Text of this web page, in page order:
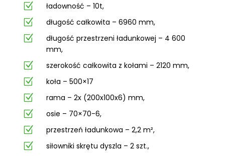
Z ładowność – 10t,
Z długość całkowita – 6960 mm,
Z
długość przestrzeni ładunkowej – 4 600
mm,
Z szerokość całkowita z kołami – 2120 mm,
Z koła – 500×17
Z rama – 2x (200x100x6) mm,
Z osie – 70×70-6,
Z przestrzeń ładunkowa – 2,2 m²,
Z siłowniki skrętu dyszla – 2 szt.,